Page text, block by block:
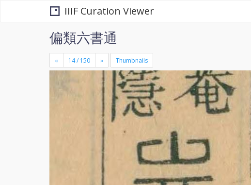
IIIF Curation Viewer
偏類六書通
« » Thumbnails
+